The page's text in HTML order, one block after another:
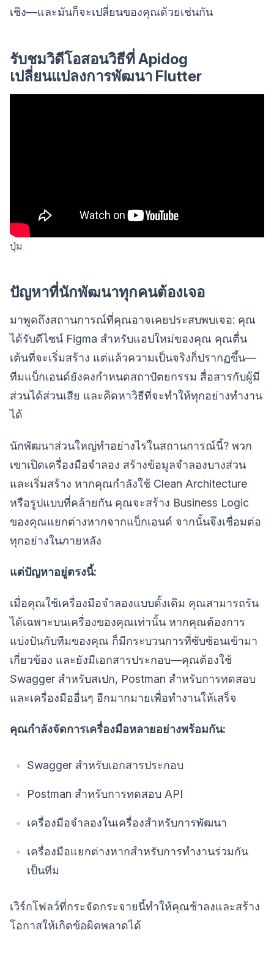
เชิง—และมันก็จะเปลี่ยนของคุณด้วยเช่นกัน
รับชมวิดีโอสอนวิธีที่ Apidog
เปลี่ยนแปลงการพัฒนา Flutter
ปุ่ม
ปัญหาที่นักพัฒนาทุกคนต้องเจอ
มาพูดถึงสถานการณ์ที่คุณอาจเคยประสบพบเจอ: คุณ
ได้รับดีไซน์ Figma สำหรับแอปใหม่ของคุณ คุณตื่น
เต้นที่จะเริ่มสร้าง แต่แล้วความเป็นจริงก็ปรากฏขึ้น—
ทีมแบ็กเอนด์ยังคงกำหนดสถาปัตยกรรม สื่อสารกับผู้มี
ส่วนได้ส่วนเสีย และคิดหาวิธีที่จะทำให้ทุกอย่างทำงาน
ได้
นักพัฒนาส่วนใหญ่ทำอย่างไรในสถานการณ์นี้? พวก
เขาเปิดเครื่องมือจำลอง สร้างข้อมูลจำลองบางส่วน
และเริ่มสร้าง หากคุณกำลังใช้ Clean Architecture
หรือรูปแบบที่คล้ายกัน คุณจะสร้าง Business Logic
ของคุณแยกต่างหากจากแบ็กเอนด์ จากนั้นจึงเชื่อมต่อ
ทุกอย่างในภายหลัง
แต่ปัญหาอยู่ตรงนี้:
เมื่อคุณใช้เครื่องมือจำลองแบบดั้งเดิม คุณสามารถรัน
ได้เฉพาะบนเครื่องของคุณเท่านั้น หากคุณต้องการ
แบ่งปันกับทีมของคุณ ก็มีกระบวนการที่ซับซ้อนเข้ามา
เกี่ยวข้อง และยังมีเอกสารประกอบ—คุณต้องใช้
Swagger สำหรับสเปก, Postman สำหรับการทดสอบ
และเครื่องมืออื่นๆ อีกมากมายเพื่อทำงานให้เสร็จ
คุณกำลังจัดการเครื่องมือหลายอย่างพร้อมกัน:
Swagger สำหรับเอกสารประกอบ
Postman สำหรับการทดสอบ API
เครื่องมือจำลองในเครื่องสำหรับการพัฒนา
เครื่องมือแยกต่างหากสำหรับการทำงานร่วมกัน
เป็นทีม
เวิร์กโฟลว์ที่กระจัดกระจายนี้ทำให้คุณช้าลงและสร้าง
โอกาสให้เกิดข้อผิดพลาดได้